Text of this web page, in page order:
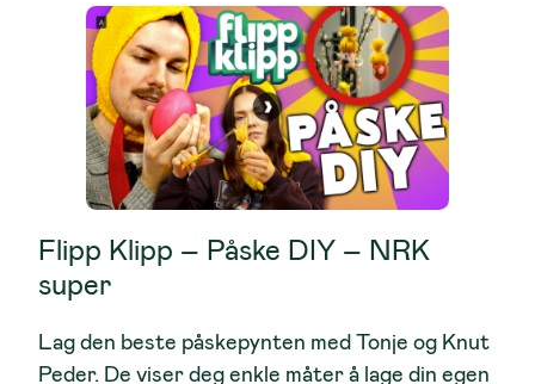
Flipp Klipp – Påske DIY – NRK
super
Lag den beste påskepynten med Tonje og Knut
Peder. De viser deg enkle måter å lage din egen